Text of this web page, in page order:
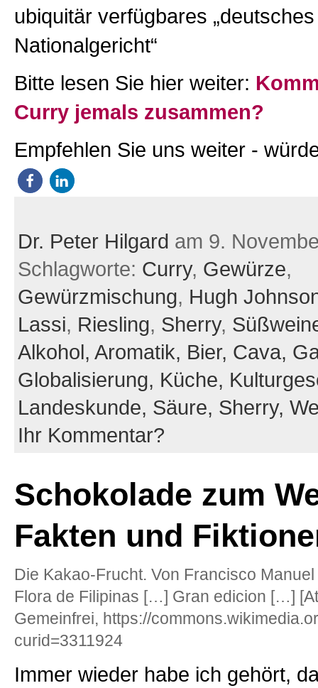
ubiquitär verfügbares „deutsches
Nationalgericht“
Bitte lesen Sie hier weiter:
Curry jemals zusammen?
Empfehlen Sie uns weiter -
Dr. Peter Hilgard am 9.
Schlagworte: Curry, Gewürze,
Gewürzmischung, Hugh
Lassi, Riesling, Sherry,
Alkohol, Aromatik, Bier, Cava,
Globalisierung, Küche,
Landeskunde, Säure, Sherry,
Ihr Kommentar?
Schokolade zum
Fakten und
Die Kakao-Frucht. Von Francisco
Flora de Filipinas […] Gran edicion […]
Gemeinfrei, https://
curid=3311924
Immer wieder habe ich gehört,